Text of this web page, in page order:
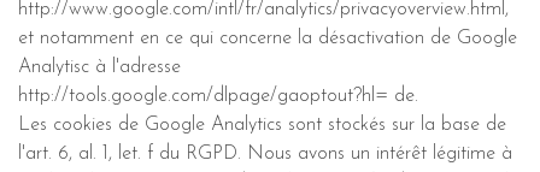
http://www.google.com/intl/fr/analytics/privacyoverview.html,
et notamment en ce qui concerne la désactivation de Google
Analytisc à l'adresse
http://tools.google.com/dlpage/gaoptout?hl= de.
Les cookies de Google Analytics sont stockés sur la base de
l'art. 6, al. 1, let. f du RGPD. Nous avons un intérêt légitime à